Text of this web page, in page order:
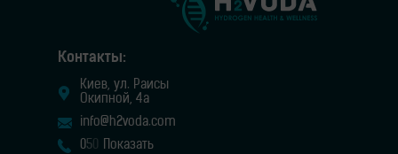
Контакты:
Киев, ул. Раисы
Окипной, 4а
info@h2voda.com
050 Показать